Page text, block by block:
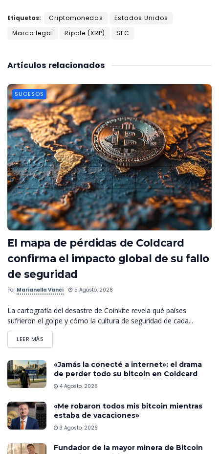
Etiquetas: Criptomonedas
Estados Unidos
Marco legal
Ripple (XRP) SEC
relacionados
Artículos
SUCESOS
El mapa de pérdidas de Coldcard
confirma el impacto global de su fallo
de seguridad
Por Marianella Vanci 5 Agosto, 2026
La cartografía del desastre de Coinkite revela qué países
sufrieron el golpe y cómo la cultura de seguridad de cada...
LEER MÁS
«Jamás la conecté a internet»: el drama
de perder todo su bitcoin en Coldcard
4 Agosto, 2026
«Me robaron todos mis bitcoin mientras
estaba de vacaciones»
3 Agosto, 2026
Fundador de la mayor minera de Bitcoin